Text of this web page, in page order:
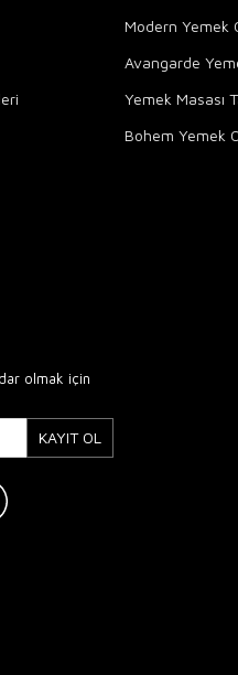
Modern Yemek
Avangarde
Yemek Masası
Bohem Yemek
olmak için
KAYIT OL